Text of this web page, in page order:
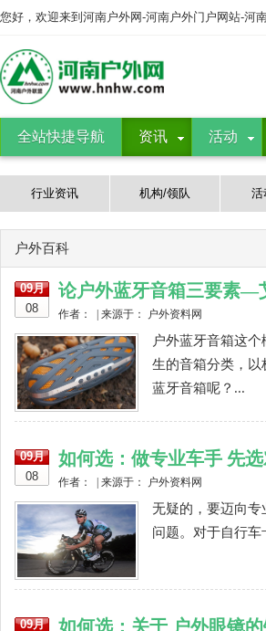
您好，欢迎来到河南户外网-河南户外门户网站-河
全站快捷导航 资讯 活动
行业资讯 机构/领队 活
户外百科
09月
08
论户外蓝牙音箱三要素—
作者： | 来源于： 户外资料网
户外蓝牙音箱这
生的音箱分类，
蓝牙音箱呢？...
09月
08
如何选：做专业车手 先
作者： | 来源于： 户外资料网
无疑的，要迈向
问题。对于自行
09月
如何选：关于 户外眼镜